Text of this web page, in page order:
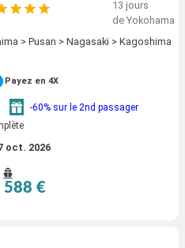
13 jours
de Yokohama
> Pusan > Nagasaki > Kagoshima
Payez en 4X
-60% sur le 2nd passager
oct. 2026
588 €